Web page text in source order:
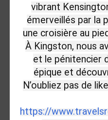
vibrant
émerveillés par la
une croisière au
À Kingston, nous
et le pénitencier
épique et
N’oubliez pas de
https://